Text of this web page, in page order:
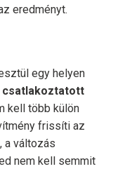
eredményt.
egy helyen
csatlakoztatott
kell több külön
frissíti az
a változás
nem kell semmit